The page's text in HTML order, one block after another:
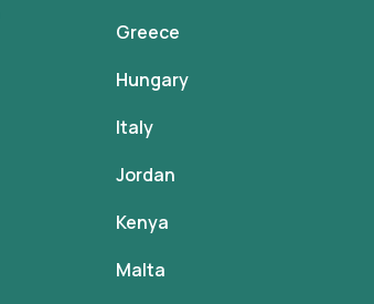
Greece
Hungary
Italy
Jordan
Kenya
Malta